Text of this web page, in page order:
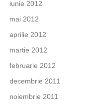
iunie 2012
mai 2012
aprilie 2012
martie 2012
februarie 2012
decembrie 2011
noiembrie 2011